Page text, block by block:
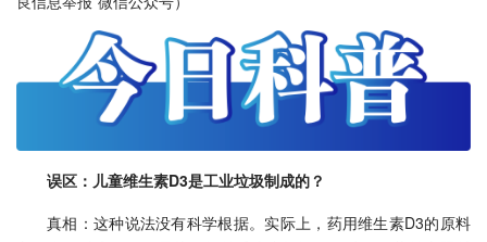
误区：儿童维生素D3是工业垃圾制成的？
真相：这种说法没有科学根据。实际上，药用维生素D3的原料